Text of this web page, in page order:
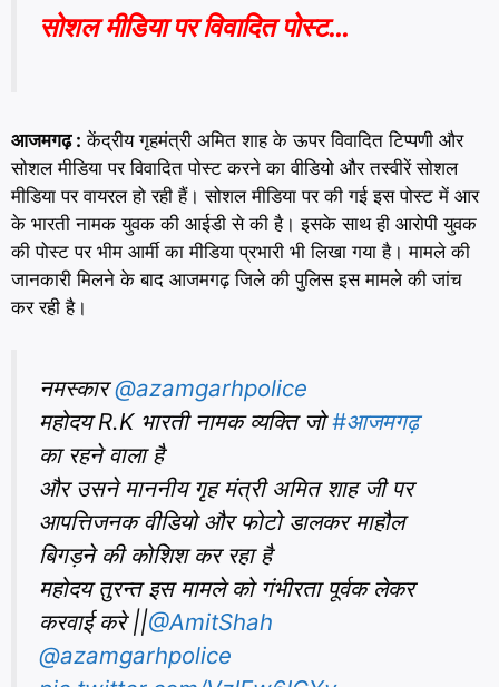
सोशल मीडिया पर विवादित पोस्ट…
आजमगढ़ : केंद्रीय गृहमंत्री अमित शाह के ऊपर विवादित टिप्पणी और
सोशल मीडिया पर विवादित पोस्ट करने का वीडियो और तस्वीरें सोशल
मीडिया पर वायरल हो रही हैं। सोशल मीडिया पर की गई इस पोस्ट में आर
के भारती नामक युवक की आईडी से की है। इसके साथ ही आरोपी युवक
की पोस्ट पर भीम आर्मी का मीडिया प्रभारी भी लिखा गया है। मामले की
जानकारी मिलने के बाद आजमगढ़ जिले की पुलिस इस मामले की जांच
कर रही है।
नमस्कार@azamgarhpolice
महोदय R.K भारती नामक व्यक्ति जो#आजमगढ़
का रहने वाला है
और उसने माननीय गृह मंत्री अमित शाह जी पर
आपत्तिजनक वीडियो और फोटो डालकर माहौल
बिगड़ने की कोशिश कर रहा है
महोदय तुरन्त इस मामले को गंभीरता पूर्वक लेकर
करवाई करे ||@AmitShah
@azamgarhpolice